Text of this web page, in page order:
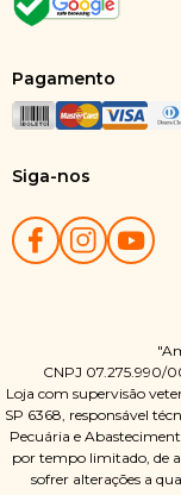
Pagamento
Siga-nos
CNPJ 07.275.990/
Loja com supervisão
SP 6368, responsável
Pecuária e
por tempo limitado, de
sofrer alterações a